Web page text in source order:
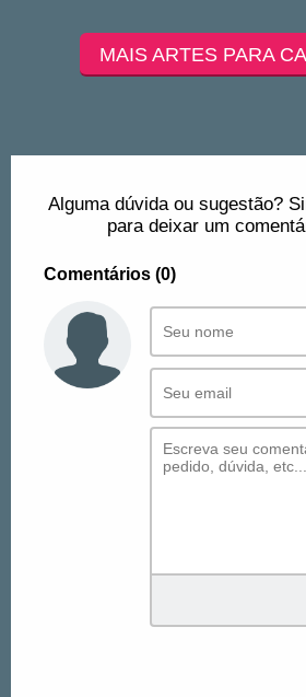
MAIS ARTES PARA
Alguma dúvida ou sugestão?
para deixar um
Comentários (0)